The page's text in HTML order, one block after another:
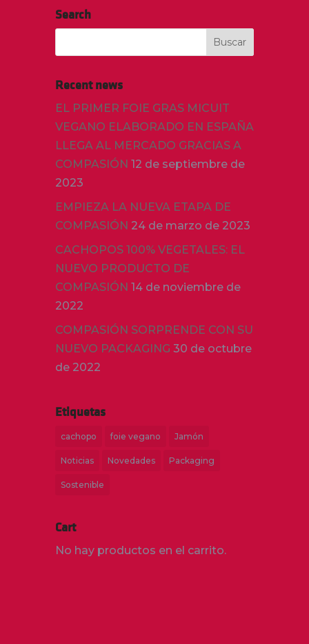
Search
Recent news
EL PRIMER FOIE GRAS MICUIT
VEGANO ELABORADO EN ESPAÑA
LLEGA AL MERCADO GRACIAS A
COMPASIÓN 12 de septiembre de
2023
EMPIEZA LA NUEVA ETAPA DE
COMPASIÓN 24 de marzo de 2023
CACHOPOS 100% VEGETALES: EL
NUEVO PRODUCTO DE
COMPASIÓN 14 de noviembre de
2022
COMPASIÓN SORPRENDE CON SU
NUEVO PACKAGING 30 de octubre
de 2022
Etiquetas
cachopo foie vegano Jamón
Noticias Novedades Packaging
Sostenible
Cart
No hay productos en el carrito.